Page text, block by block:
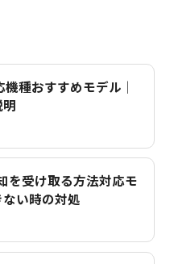
種おすすめモデル｜
を受け取る方法対応モ
い時の対処